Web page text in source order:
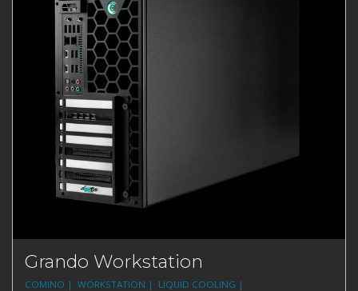
Grando Workstation
COMINO | WORKSTATION | LIQUID COOLING |